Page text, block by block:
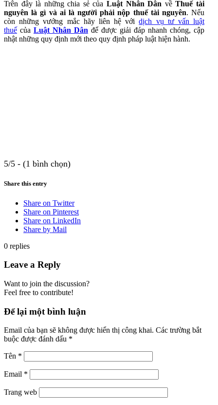
Trên đây là những chia sẻ củaLuật Nhân Dân vềThuế tài
nguyên là gì và ai là người phải nộp thuế tài nguyên. Nếu
còn những vướng mắc hãy liên hệ vớidịch vụ tư vấn luật
thuế của Luật Nhân Dân để được giải đáp nhanh chóng, cập
nhật những quy định mới theo quy định pháp luật hiện hành.
5/5 - (1 bình chọn)
Share this entry
Share on Twitter
Share on Pinterest
Share on LinkedIn
Share by Mail
0 replies
Leave a Reply
Want to join the discussion?
Feel free to contribute!
Để lại một bình luận
Email của bạn sẽ không được hiển thị công khai. Các trường bắt
buộc được đánh dấu *
Tên *
Email *
Trang web